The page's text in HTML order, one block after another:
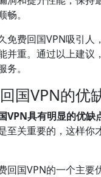
。
免费回国VPN吸引人
并重。通过以上建议
。
国VPN的优
VPN具有明显的优缺
至关重要的，这样你
回国VPN的一个主要